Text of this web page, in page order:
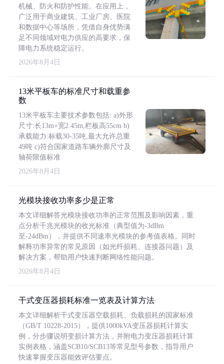
机械、防火和防护性能。在应用上，
广泛用于商业建筑、工业厂房、医院
和数据中心等场所，凭借自身优势满
足不同领域对电力供应的高要求，保
障电力系统稳定运行。
2026年8月4日
13米平板车的标准尺寸和载重参
数
13米平板车主要技术参数包括: a)外形
尺寸:长13m×宽2.45m,栏板高55cm b)
承载能力:标载30-35吨,最大允许总重
49吨 c)符合国家道路车辆外廓尺寸及
轴荷限值标准
2026年8月4日
光模块接收功率多少是正常
本文详细解答光模块接收功率的正常范围及影响因素，重
点分析千兆光模块的收光标准（典型值为-3dBm
至-24dBm），并提供不同速率光模块的参考值表格。同时
解释功率异常的常见原因（如光纤损耗、连接器问题）及
解决方案，帮助用户快速判断网络性能问题。
2026年8月4日
干式变压器损耗标准一览表及计算方法
本文详细解析干式变压器空载损耗、负载损耗的国家标准
（GB/T 10228-2015），提供1000kVA变压器损耗计算实
例，分步骤说明变损计算方法，并附电力变压器损耗计算
实例表格，涵盖SCB10/SCB13等常见型号参数，指导用户
快速掌握变压器能效评估要点。